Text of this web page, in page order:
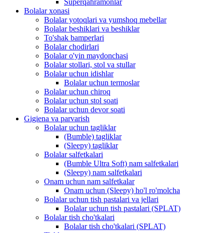
Superqahramonlar
Bolalar xonasi
Bolalar yotoqlari va yumshoq mebellar
Bolalar beshiklari va beshiklar
To'shak bamperlari
Bolalar chodirlari
Bolalar o'yin maydonchasi
Bolalar stollari, stol va stullar
Bolalar uchun idishlar
Bolalar uchun termoslar
Bolalar uchun chiroq
Bolalar uchun stol soati
Bolalar uchun devor soati
Gigiena va parvarish
Bolalar uchun tagliklar
(Bumble) tagliklar
(Sleepy) tagliklar
Bolalar salfetkalari
(Bumble Ultra Soft) nam salfetkalari
(Sleepy) nam salfetkalari
Onam uchun nam salfetkalar
Onam uchun (Sleepy) ho'l ro'molcha
Bolalar uchun tish pastalari va jellari
Bolalar uchun tish pastalari (SPLAT)
Bolalar tish cho'tkalari
Bolalar tish cho'tkalari (SPLAT)